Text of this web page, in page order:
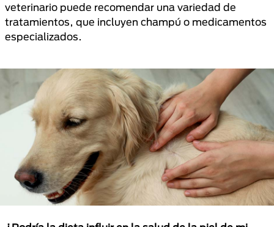
veterinario puede recomendar una variedad de
tratamientos, que incluyen champú o medicamentos
especializados.